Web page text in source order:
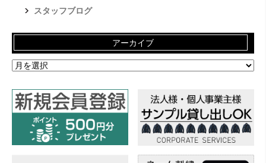
スタッフブログ
アーカイブ
ア
ー
イ
ブ